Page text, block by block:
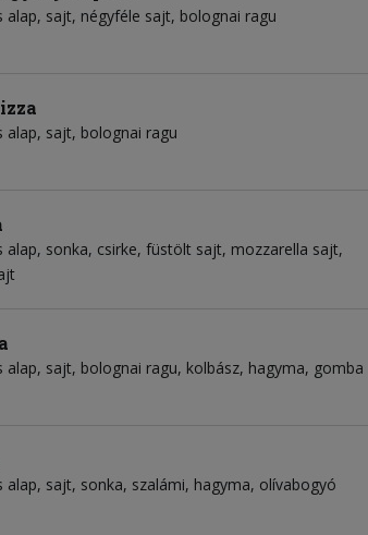
alap sajt négyféle sajt bolognai ragu
alap sajt bolognai ragu
alap sonka csirke füstölt sajt mozzarella sajt
alap sajt bolognai ragu kolbász hagyma gomba
alap sajt sonka szalámi hagyma olívabogyó